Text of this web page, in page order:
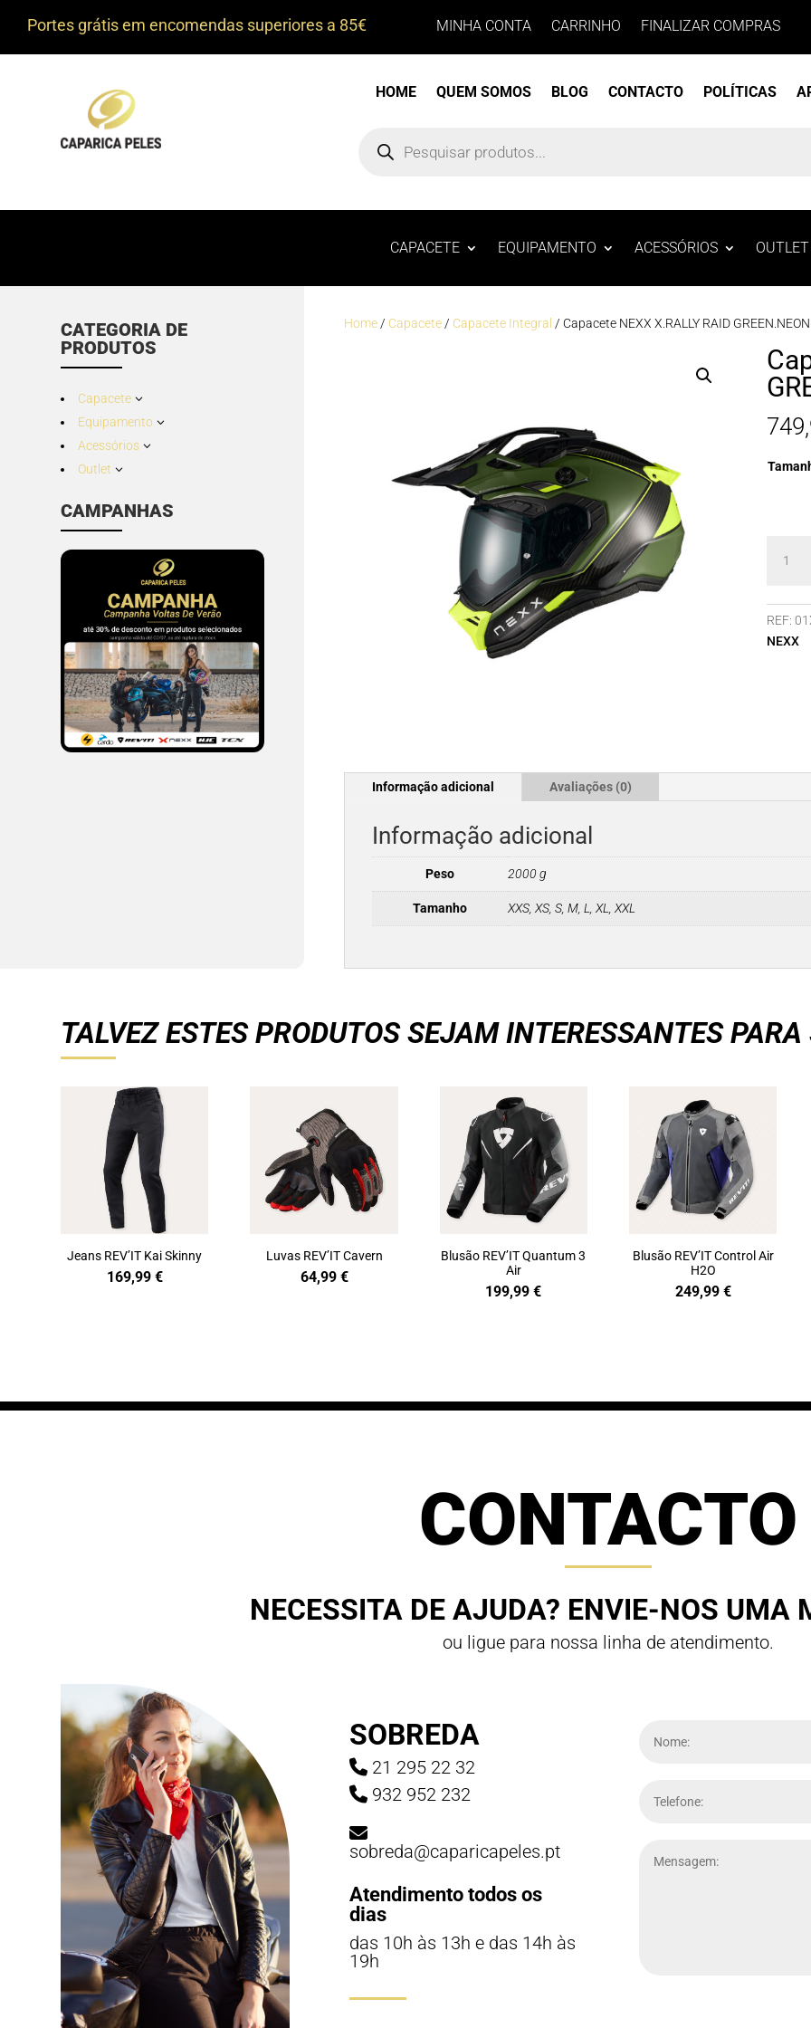
Portes grátis em encomendas superiores a 85€ MINHA CONTA CARRINHO FINALIZAR COMPRAS
HOME QUEM SOMOS BLOG CONTACTO POLÍTICAS
search
CAPACETE EQUIPAMENTO ACESSÓRIOS OUTLET
CATEGORIA DE
PRODUTOS
Capacete 3
Equipamento 3
Acessórios 3
Outlet 3
CAMPANHAS
Home / Capacete / Capacete Integral / Capacete NEXX X.RALLY RAID GREEN.NEON
NEXX
X.RALLY
RAID
REF:
NEXX
Informação adicional Avaliações (0)
Informação adicional
Peso 2000 g
Tamanho XXS, XS, S, M, L, XL, XXL
TALVEZ ESTES PRODUTOS SEJAM INTERESSANTES PARA
Jeans REV’IT Kai Skinny
169,99 €
Luvas REV’IT Cavern
64,99 €
Blusão REV’IT Quantum 3
Air
199,99€
Blusão REV’IT Control Air
H2O
249,99 €
CONTACTO
NECESSITA DE AJUDA? ENVIE-NOS UMA
ou ligue para nossa linha de atendimento.
SOBREDA
21 295 22 32
932 952 232
sobreda@caparicapeles.pt
Atendimento todos os
dias
das 10h às 13h e das 14h às
19h